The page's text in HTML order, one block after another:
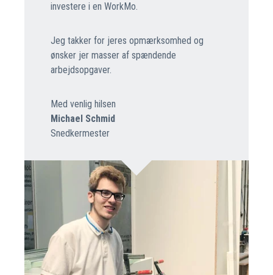
investere i en WorkMo.
Jeg takker for jeres opmærksomhed og
ønsker jer masser af spændende
arbejdsopgaver.
Med venlig hilsen
Michael Schmid
Snedkermester